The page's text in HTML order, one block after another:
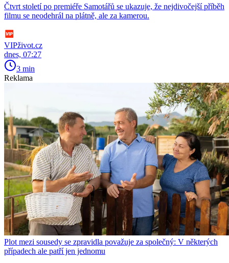
Čtvrt století po premiéře Samotářů se ukazuje, že nejdivočejší příběh
filmu se neodehrál na plátně, ale za kamerou.
VIPživot.cz
dnes, 07:27
3 min
Reklama
Plot mezi sousedy se zpravidla považuje za společný: V některých
případech ale patří jen jednomu